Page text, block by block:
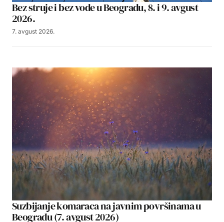
Bez struje i bez vode u Beogradu, 8. i 9. avgust
2026.
7. avgust 2026.
Suzbijanje komaraca na javnim površinama u
Beogradu (7. avgust 2026)